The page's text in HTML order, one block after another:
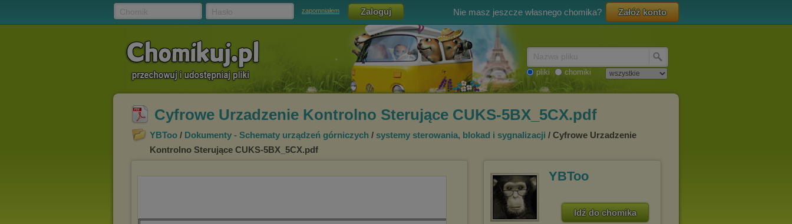
zapomniałem Nie masz jeszcze własnego chomika? Załóż konto
pliki chomiki
Cyfrowe Urzadzenie Kontrolno Sterujące CUKS-5BX_5CX.pdf
YBToo / Dokumenty - Schematy urządzeń górniczych / systemy sterowania, blokad i sygnalizacji / Cyfrowe Urzadzenie
Kontrolno Sterujące CUKS-5BX_5CX.pdf
YBToo
Idź do chomika